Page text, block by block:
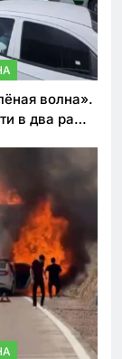
волна».
в два раза